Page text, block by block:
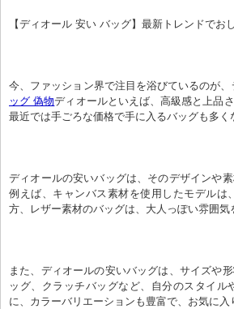
【ディオール 安い バッグ】最新トレンドでお
今、ファッション界で注目を浴びているのが
ッグ 偽物ディオールといえば、高級感と上品
最近では手ごろな価格で手に入るバッグも多く
ディオールの安いバッグは、そのデザインや
例えば、キャンバス素材を使用したモデル
方、レザー素材のバッグは、大人っぽい雰囲気
また、ディオールの安いバッグは、サイズや
ッグ、クラッチバッグなど、自分のスタイ
に、カラーバリエーションも豊富で、お気に